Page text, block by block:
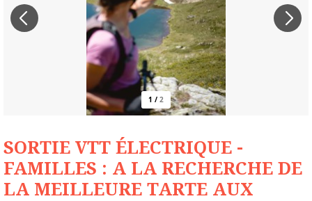
1 / 2
SORTIE VTT ÉLECTRIQUE -
FAMILLES : A LA RECHERCHE DE
LA MEILLEURE TARTE AUX